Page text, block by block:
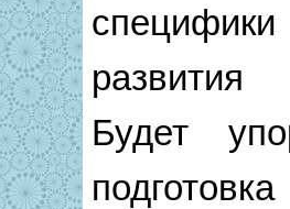
развития
Будет